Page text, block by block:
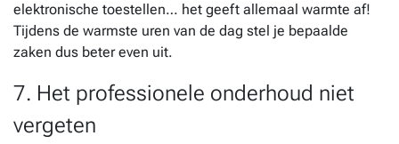
elektronische toestellen… het geeft allemaal warmte af!
Tijdens de warmste uren van de dag stel je bepaalde
zaken dus beter even uit.
7. Het professionele onderhoud niet
vergeten